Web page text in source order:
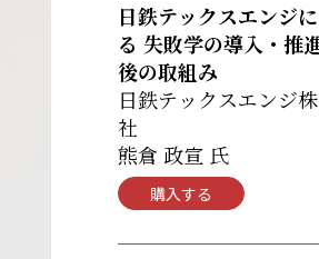
日鉄テックスエンジ
る 失敗学の導入・推
後の取組み
日鉄テックスエンジ
社
熊倉 政宣 氏
購入する